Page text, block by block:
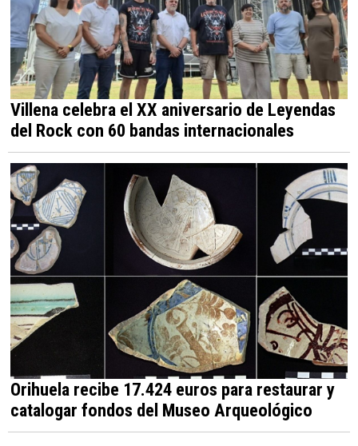
Villena celebra el XX aniversario de Leyendas
del Rock con 60 bandas internacionales
Orihuela recibe 17.424 euros para restaurar y
catalogar fondos del Museo Arqueológico